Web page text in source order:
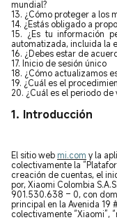
mundial?
13. ¿Cómo proteger a los
14. ¿Estás obligado a
15. ¿Es tu información
automatizada, incluida la
16. ¿Debes estar de
17. Inicio de sesión único
18. ¿Cómo actualizamos
19. ¿Cuál es el
20. ¿Cuál es el periodo
1. Introducción
El sitio web mi.com y la
colectivamente la
creación de cuentas, el
por, Xiaomi Colombia
901.530.638 – 0, con
principal en la Avenida 19
colectivamente “Xiaomi”,